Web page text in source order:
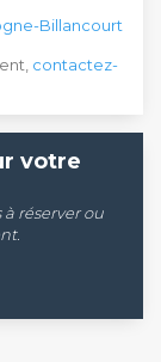
Billancourt
contactez-
votre
réserver ou